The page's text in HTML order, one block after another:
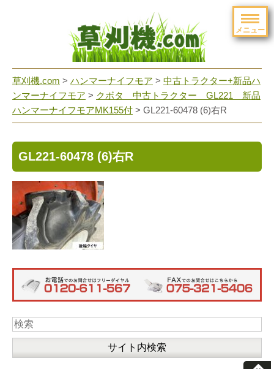
メニュー
草刈機.com > ハンマーナイフモア > 中古トラクター+新品ハ
ンマーナイフモア > クボタ 中古トラクター GL221 新品
ハンマーナイフモアMK155付 > GL221-60478 (6)右R
GL221-60478 (6)右R